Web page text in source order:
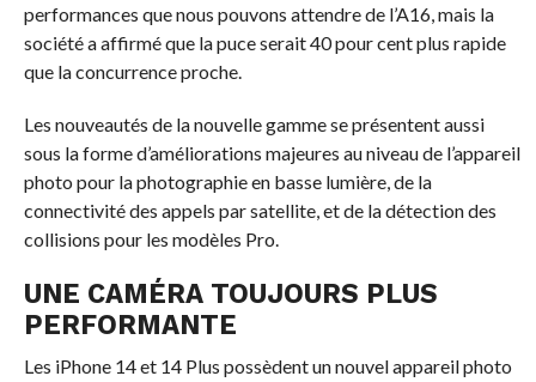
performances que nous pouvons attendre de l’A16, mais la
société a affirmé que la puce serait 40 pour cent plus rapide
que la concurrence proche.
Les nouveautés de la nouvelle gamme se présentent aussi
sous la forme d’améliorations majeures au niveau de l’appareil
photo pour la photographie en basse lumière, de la
connectivité des appels par satellite, et de la détection des
collisions pour les modèles Pro.
UNE CAMÉRA TOUJOURS PLUS
PERFORMANTE
Les iPhone 14 et 14 Plus possèdent un nouvel appareil photo